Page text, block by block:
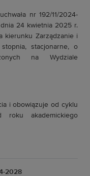
nr 192/11/2024-
24 kwietnia 2025 r.
kierunku Zarządzanie i
stacjonarne, o
na Wydziale
i obowiązuje od cyklu
roku akademickiego
2028